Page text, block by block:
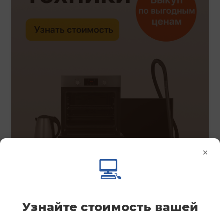
×
💻
Узнайте стоимость вашей